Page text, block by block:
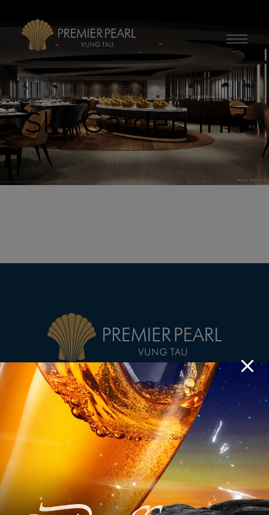
Sky Garden Inn
Tại Premier Pearl, chúng tôi ưu tiên đặt khách hàng là trái tim, là
trung tâm của mọi dịch vụ. Vì vậy bất cứ điều gì bạn cần và bất
cứ khi nào bạn cần, chỉ cần yêu cầu chúng tôi sẽ đáp ứng ngay lập